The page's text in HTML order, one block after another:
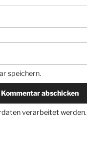
speichern.
verarbeitet werden.